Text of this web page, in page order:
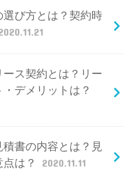
び方とは？契約時
ス契約とは？リー
デメリットは？
書の内容とは？見
は？
2020.11.11